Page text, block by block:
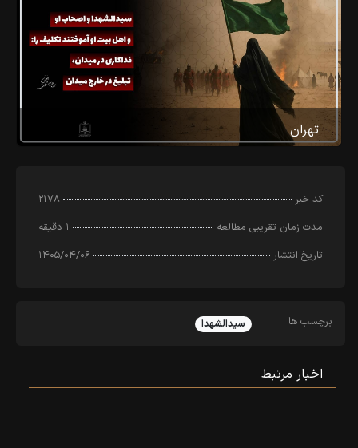
تهران
کد خبر
۲۱۷۸
مدت زمان تقریبی مطالعه
۱ دقیقه
تاریخ انتشار
۱۴۰۵/۰۴/۰۶
برچسب ها سیدالشهدا
اخبار مرتبط